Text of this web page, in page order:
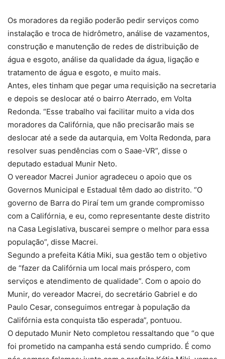
Os moradores da região poderão pedir serviços como
instalação e troca de hidrômetro, análise de vazamentos,
construção e manutenção de redes de distribuição de
água e esgoto, análise da qualidade da água, ligação e
tratamento de água e esgoto, e muito mais.
Antes, eles tinham que pegar uma requisição na secretaria
e depois se deslocar até o bairro Aterrado, em Volta
Redonda. “Esse trabalho vai facilitar muito a vida dos
moradores da Califórnia, que não precisarão mais se
deslocar até a sede da autarquia, em Volta Redonda, para
resolver suas pendências com o Saae-VR”, disse o
deputado estadual Munir Neto.
O vereador Macrei Junior agradeceu o apoio que os
Governos Municipal e Estadual têm dado ao distrito. “O
governo de Barra do Piraí tem um grande compromisso
com a Califórnia, e eu, como representante deste distrito
na Casa Legislativa, buscarei sempre o melhor para essa
população”, disse Macrei.
Segundo a prefeita Kátia Miki, sua gestão tem o objetivo
de “fazer da Califórnia um local mais próspero, com
serviços e atendimento de qualidade”. Com o apoio do
Munir, do vereador Macrei, do secretário Gabriel e do
Paulo Cesar, conseguimos entregar à população da
Califórnia esta conquista tão esperada”, pontuou.
O deputado Munir Neto completou ressaltando que “o que
foi prometido na campanha está sendo cumprido. É como